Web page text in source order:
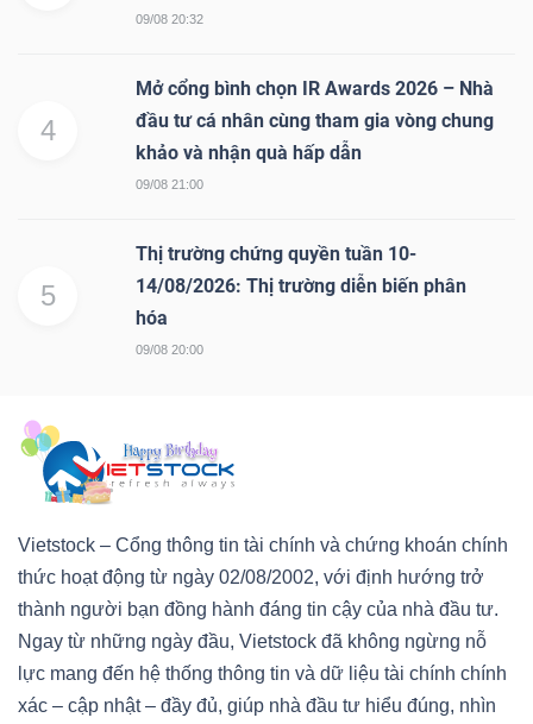
09/08 20:32
4
Mở cổng bình chọn IR Awards 2026 – Nhà
đầu tư cá nhân cùng tham gia vòng chung
khảo và nhận quà hấp dẫn
09/08 21:00
5
Thị trường chứng quyền tuần 10-
14/08/2026: Thị trường diễn biến phân
hóa
09/08 20:00
Vietstock – Cổng thông tin tài chính và chứng khoán chính
thức hoạt động từ ngày 02/08/2002, với định hướng trở
thành người bạn đồng hành đáng tin cậy của nhà đầu tư.
Ngay từ những ngày đầu, Vietstock đã không ngừng nỗ
lực mang đến hệ thống thông tin và dữ liệu tài chính chính
xác – cập nhật – đầy đủ, giúp nhà đầu tư hiểu đúng, nhìn